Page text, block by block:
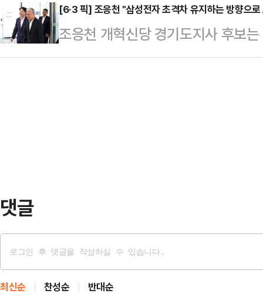
책, 회초리는 울주군에서 중앙정치
거는 부디 중앙정치와 분리해서 후
다.그는 "6·…
요하다"며 무제한 토론을 제안했다
토론은 부산의 미래를 두고 시민 여
자리였다"며 "민주주의와 삼권분립
[6·3 픽] 조응천 "삼성전자 초격차 유지하는 방향으
조응천 개혁신당 경기도지사 후보
가 계속 초격차를 유지하고 글로벌
댓글
최신순 찬성순 반대순